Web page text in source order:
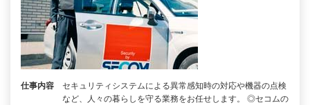
仕事内容
セキュリティシステムによる異常感知時の対応や機器の点検
など、人々の暮らしを守る業務をお任せします。 ◎セコムの